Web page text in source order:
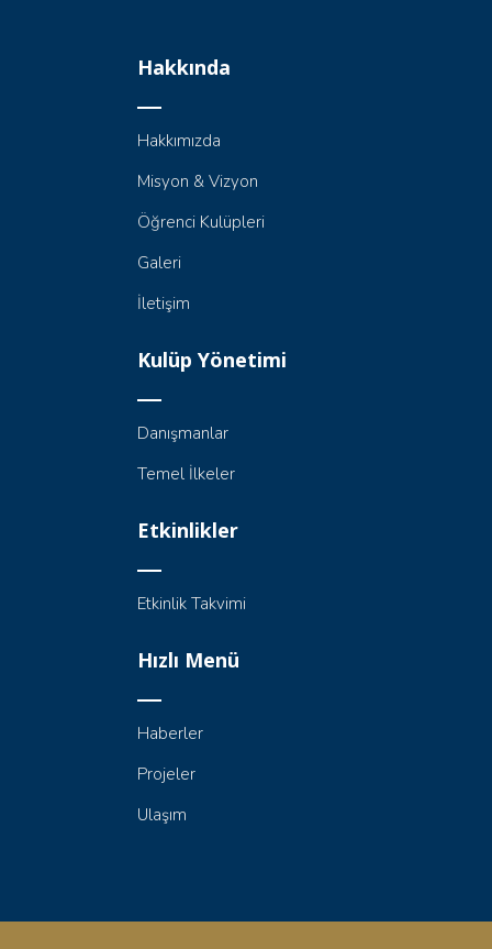
Hakkında
Hakkımızda
Misyon & Vizyon
Öğrenci Kulüpleri
Galeri
İletişim
Kulüp Yönetimi
Danışmanlar
Temel İlkeler
Etkinlikler
Etkinlik Takvimi
Hızlı Menü
Haberler
Projeler
Ulaşım